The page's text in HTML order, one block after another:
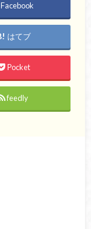
Facebook
はてブ
Pocket
feedly